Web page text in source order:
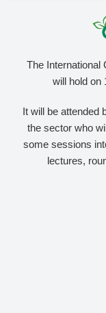
The International
will hold on
It will be attended
the sector who
some sessions
lectures,